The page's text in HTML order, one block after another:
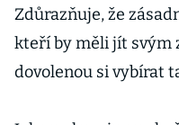
Zdůrazňuje, že
kteří by měli jít svým
dovolenou si vybírat